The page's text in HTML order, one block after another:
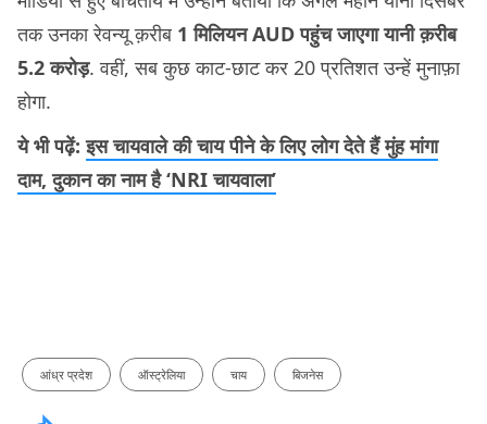
तक उनका रेवन्यू क़रीब 1 मिलियन AUD पहुंच जाएगा यानी क़रीब
5.2 करोड़. वहीं, सब कुछ काट-छाट कर 20 प्रतिशत उन्हें मुनाफ़ा
होगा.
ये भी पढ़ें:इस चायवाले की चाय पीने के लिए लोग देते हैं मुंह मांगा
दाम, दुकान का नाम है ‘NRI चायवाला’
आंध्र प्रदेश ऑस्ट्रेलिया चाय बिजनेस